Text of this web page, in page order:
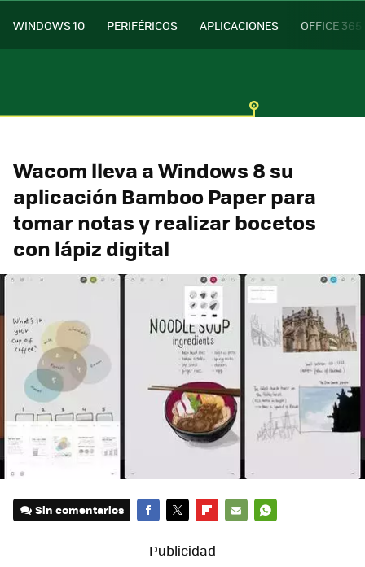
WINDOWS 10 PERIFÉRICOS APLICACIONES OFFICE 365
Wacom lleva a Windows 8 su
aplicación Bamboo Paper para
tomar notas y realizar bocetos
con lápiz digital
Sin comentarios